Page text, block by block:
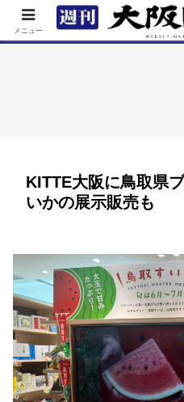
TOP 特集 ニュース
KITTE大阪に鳥取県
いかの展示販売も
メニュー